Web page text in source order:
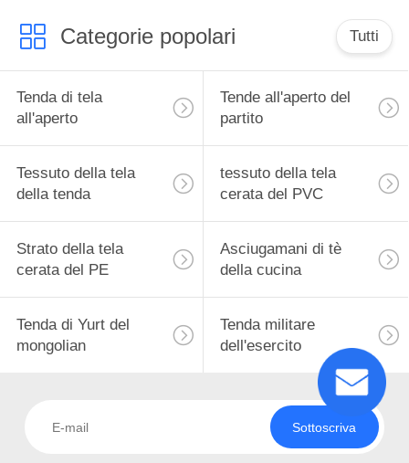
Categorie popolari Tutti
Tenda di tela
all'aperto
Tende all'aperto del
partito
Tessuto della tela
della tenda
tessuto della tela
cerata del PVC
Strato della tela
cerata del PE
Asciugamani di tè
della cucina
Tenda di Yurt del
mongolian
Tenda militare
dell'esercito
Sottoscriva